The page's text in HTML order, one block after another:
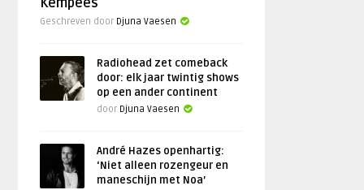
Kempees
Geschreven door Djuna Vaesen
Radiohead zet comeback
door: elk jaar twintig shows
op een ander continent
door Djuna Vaesen
André Hazes openhartig:
‘Niet alleen rozengeur en
maneschijn met Noa’